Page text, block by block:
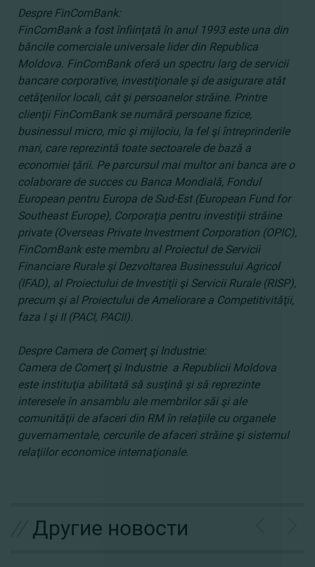
Despre FinComBank:
FinComBank a fost înfiinţată în anul 1993 este una din
băncile comerciale universale lider din Republica
Moldova. FinComBank oferă un spectru larg de servicii
bancare corporative, investiţionale şi de asigurare atât
cetăţenilor locali, cât şi persoanelor străine. Printre
clienţii FinComBank se numără persoane fizice,
businessul micro, mic şi mijlociu, la fel şi întreprinderile
mari, care reprezintă toate sectoarele de bază a
economiei ţării. Pe parcursul mai multor ani banca are o
colaborare de succes cu Banca Mondială, Fondul
European pentru Europa de Sud-Est (European Fund for
Southeast Europe), Corporaţia pentru investiţii străine
private (Overseas Private Investment Corporation (OPIC),
FinComBank este membru al Proiectul de Servicii
Financiare Rurale şi Dezvoltarea Businessului Agricol
(IFAD), al Proiectului de Investiţii şi Servicii Rurale (RISP),
precum şi al Proiectului de Ameliorare a Competitivităţii,
faza I şi II (PACI, PACII).
Despre Camera de Comerţ şi Industrie:
Camera de Comerţ şi Industrie a Republicii Moldova
este instituţia abilitată să susţină şi să reprezinte
interesele în ansamblu ale membrilor săi şi ale
comunităţii de afaceri din RM în relaţiile cu organele
guvernamentale, cercurile de afaceri străine şi sistemul
relaţiilor economice internaţionale.
Другие новости